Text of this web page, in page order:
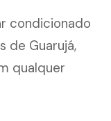
condicionado
de Guarujá,
qualquer